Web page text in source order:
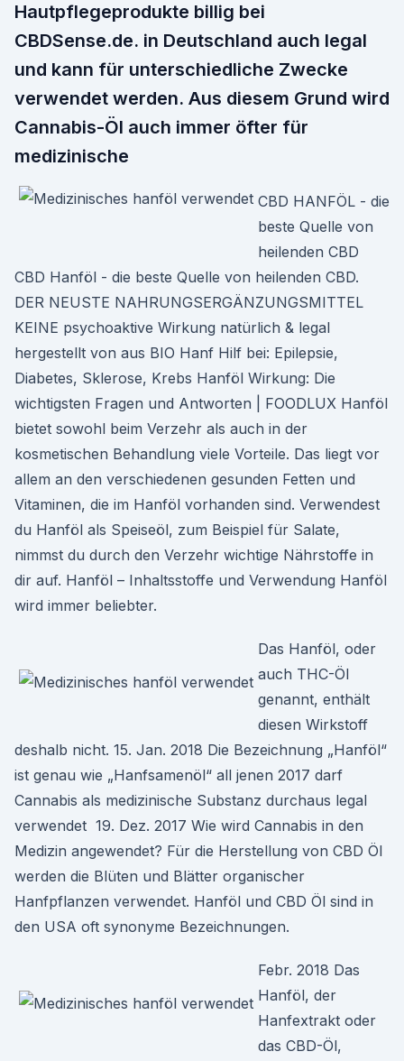
Hautpflegeprodukte billig bei
CBDSense.de. in Deutschland auch legal
und kann für unterschiedliche Zwecke
verwendet werden. Aus diesem Grund wird
Cannabis-Öl auch immer öfter für
medizinische
CBD HANFÖL - die
beste Quelle von
heilenden CBD
CBD Hanföl - die beste Quelle von heilenden CBD.
DER NEUSTE NAHRUNGSERGÄNZUNGSMITTEL
KEINE psychoaktive Wirkung natürlich & legal
hergestellt von aus BIO Hanf Hilf bei: Epilepsie,
Diabetes, Sklerose, Krebs Hanföl Wirkung: Die
wichtigsten Fragen und Antworten | FOODLUX Hanföl
bietet sowohl beim Verzehr als auch in der
kosmetischen Behandlung viele Vorteile. Das liegt vor
allem an den verschiedenen gesunden Fetten und
Vitaminen, die im Hanföl vorhanden sind. Verwendest
du Hanföl als Speiseöl, zum Beispiel für Salate,
nimmst du durch den Verzehr wichtige Nährstoffe in
dir auf. Hanföl – Inhaltsstoffe und Verwendung Hanföl
wird immer beliebter.
Das Hanföl, oder
auch THC-Öl
genannt, enthält
diesen Wirkstoff
deshalb nicht. 15. Jan. 2018 Die Bezeichnung „Hanföl“
ist genau wie „Hanfsamenöl“ all jenen 2017 darf
Cannabis als medizinische Substanz durchaus legal
verwendet 19. Dez. 2017 Wie wird Cannabis in den
Medizin angewendet? Für die Herstellung von CBD Öl
werden die Blüten und Blätter organischer
Hanfpflanzen verwendet. Hanföl und CBD Öl sind in
den USA oft synonyme Bezeichnungen.
Febr. 2018 Das
Hanföl, der
Hanfextrakt oder
das CBD-Öl,